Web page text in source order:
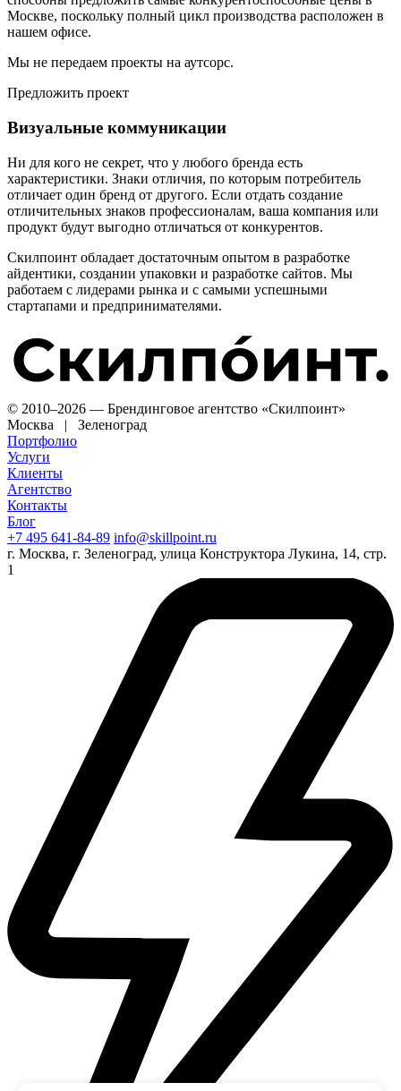
Москве, поскольку полный цикл производства расположен в
нашем офисе.
Мы не передаем проекты на аутсорс.
Предложить проект
Визуальные коммуникации
Ни для кого не секрет, что у любого бренда есть
характеристики. Знаки отличия, по которым потребитель
отличает один бренд от другого. Если отдать создание
отличительных знаков профессионалам, ваша компания или
продукт будут выгодно отличаться от конкурентов.
Скилпоинт обладает достаточным опытом в разработке
айдентики, создании упаковки и разработке сайтов. Мы
работаем с лидерами рынка и с самыми успешными
стартапами и предпринимателями.
© 2010–2026 — Брендинговое агентство «Скилпоинт»
Москва | Зеленоград
Портфолио
Услуги
Клиенты
Агентство
Контакты
Блог
+7 495 641-84-89 info@skillpoint.ru
г. Москва, г. Зеленоград, улица Конструктора Лукина, 14, стр.
1